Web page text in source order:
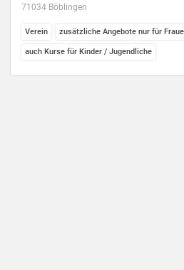
71034 Böblingen
Verein zusätzliche Angebote nur für
auch Kurse für Kinder / Jugendliche